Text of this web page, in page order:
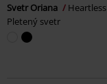
Svetr Oriana
Heartless
Pletený svetr